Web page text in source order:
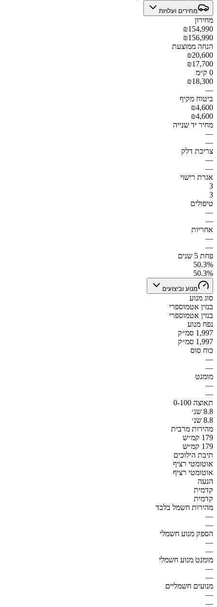
מחירים ועלויות
מחירון
₪154,990
₪156,990
הנחה ממוצעת
₪20,600
₪17,700
0 ק״מ
₪18,300
—
ביטוח מקיף
₪4,600
₪4,600
מחיר יד שנייה
—
—
צריכת דלק
—
—
אגרת רישוי
3
3
טיפולים
—
—
אחריות
—
—
פחת 5 שנים
50.3%
50.3%
מנוע וביצועים
סוג מנוע
בנזין אטמוספרי
בנזין אטמוספרי
נפח מנוע
1,997 סמ״ק
1,997 סמ״ק
כוח סוס
—
—
מומנט
—
—
תאוצה 0-100
8.8 שנ׳
8.8 שנ׳
מהירות מרבית
179 קמ״ש
179 קמ״ש
תיבת הילוכים
אוטומטי רציף
אוטומטי רציף
הנעה
קדמית
קדמית
מהירות חשמל בלבד
—
—
הספק מנוע חשמלי
—
—
מומנט מנוע חשמלי
—
—
מנועים חשמליים
—
—